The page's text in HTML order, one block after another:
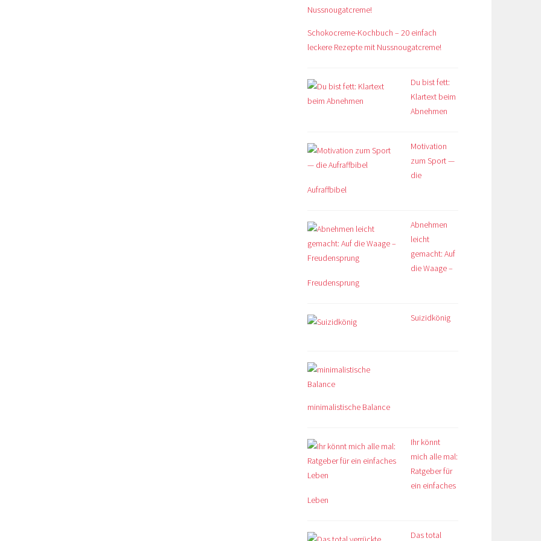
Schokocreme-Kochbuch – 20 einfach
leckere Rezepte mit Nussnougatcreme!
Du bist fett:
Klartext beim
Abnehmen
Motivation
zum Sport —
die
Aufraffbibel
Abnehmen
leicht
gemacht: Auf
die Waage –
Freudensprung
Suizidkönig
minimalistische Balance
Ihr könnt
mich alle mal:
Ratgeber für
ein einfaches
Leben
Das total